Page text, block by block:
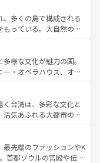
きる。 なお、新
を参照してほしい。
ピング、エンターテイ
トだ。一方、アメリカ
ドキャニオンやイエロー
美食が融合した独特の
地域で異なる魅力を楽
史を感じることができ
カ
ほしい。
多くの島で構成される
っている。大自然の神
観光地といえばオアフ
ウイ島やカウアイ島が
く海をはじめ、豊かな
迎えてくれるハワイの
ハワイアンミュージッ
てがハワイの魅力を彩
い。
様な文化が魅力の国。
・オペラハウス、オー
ウルル（エアーズロッ
ケアンズの熱帯雨林な
フェやワイン、オージ
り、サーフィンやダイ
ア好きにはたまらな
を存分に味わいつくそ
台湾は、多彩な文化と
気あふれる大都市の台
東部など、都市の喧騒
訪れる人に新しい発見と
深い台湾の食文化も魅
先端のファッションやK
首都ソウルの宮殿や伝統